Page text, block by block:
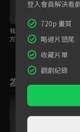
我一直在離你不遠的地
方，范丞丞心動告白楊
為您推薦
登入會員解決看
720p 畫質
略過片頭尾
收藏片單
觀劇紀錄